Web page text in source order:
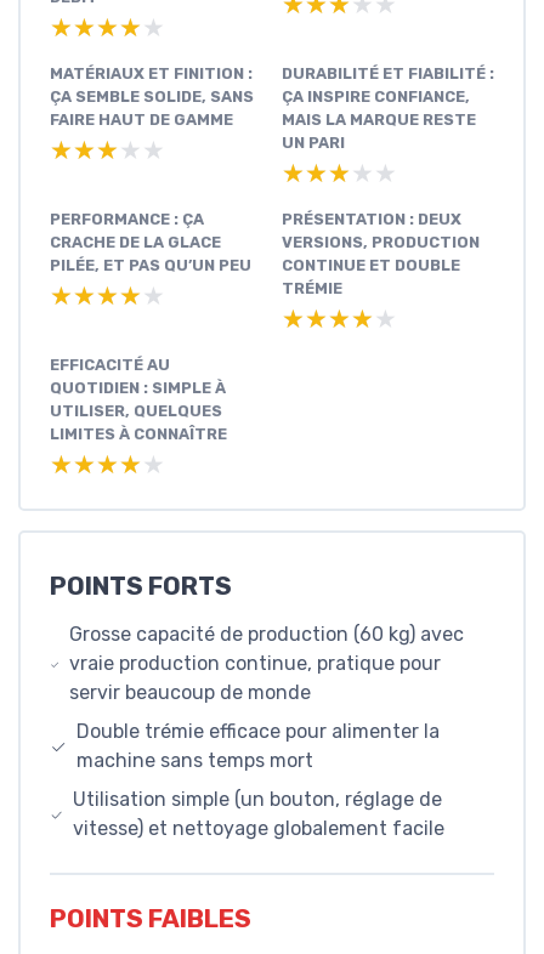
★★★★★
★★★★★
MATÉRIAUX ET FINITION :
ÇA SEMBLE SOLIDE, SANS
FAIRE HAUT DE GAMME
★★★★★
★★★★★
DURABILITÉ ET FIABILITÉ :
ÇA INSPIRE CONFIANCE,
MAIS LA MARQUE RESTE
UN PARI
★★★★★
★★★★★
PERFORMANCE : ÇA
CRACHE DE LA GLACE
PILÉE, ET PAS QU’UN PEU
★★★★★
★★★★★
PRÉSENTATION : DEUX
VERSIONS, PRODUCTION
CONTINUE ET DOUBLE
TRÉMIE
★★★★★
★★★★★
EFFICACITÉ AU
QUOTIDIEN : SIMPLE À
UTILISER, QUELQUES
LIMITES À CONNAÎTRE
★★★★★
★★★★★
POINTS FORTS
Grosse capacité de production (60 kg) avec
vraie production continue, pratique pour
servir beaucoup de monde
Double trémie efficace pour alimenter la
machine sans temps mort
Utilisation simple (un bouton, réglage de
vitesse) et nettoyage globalement facile
POINTS FAIBLES